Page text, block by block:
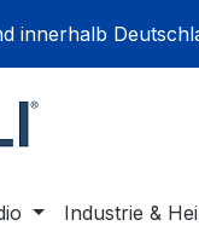
springen
innerhalb
Industrie &